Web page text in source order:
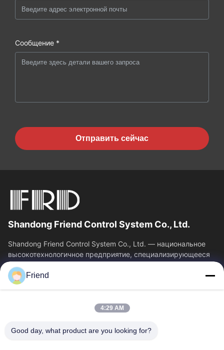
Сообщение *
Отправить сейчас
Shandong Friend Control System Co., Ltd.
Shandong Friend Control System Co., Ltd. — национальное
высокотехнологичное предприятие, специализирующееся
на исследованиях и разработках в...
Быстрые Связи
О Компании
Наша Фабрика
Контроль Качества
Friend
4:29 AM
Good day, what product are you looking for?